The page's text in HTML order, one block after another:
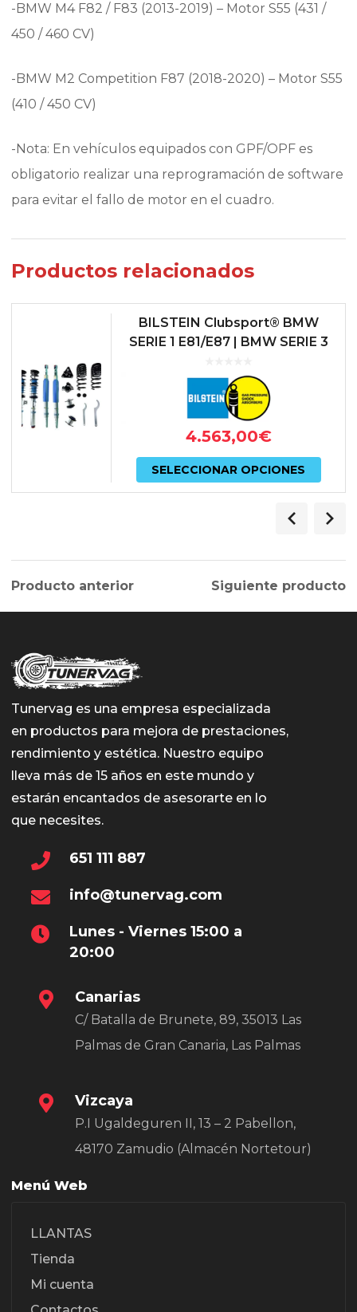
-BMW M4 F82 / F83 (2013-2019) – Motor S55 (431 /
450 / 460 CV)
-BMW M2 Competition F87 (2018-2020) – Motor S55
(410 / 450 CV)
-Nota: En vehículos equipados con GPF/OPF es
obligatorio realizar una reprogramación de software
para evitar el fallo de motor en el cuadro.
Productos relacionados
BILSTEIN Clubsport® BMW
SERIE 1 E81/E87 | BMW SERIE 3
4.563,00€
SELECCIONAR OPCIONES
Este
tiene
Las
Producto anterior Siguiente producto
Tunervag es una empresa especializada
en productos para mejora de prestaciones,
rendimiento y estética. Nuestro equipo
lleva más de 15 años en este mundo y
estarán encantados de asesorarte en lo
que necesites.
651 111 887
info@tunervag.com
Lunes - Viernes 15:00 a
20:00
Canarias
C/ Batalla de Brunete, 89, 35013 Las
Palmas de Gran Canaria, Las Palmas
Vizcaya
P.I Ugaldeguren II, 13 – 2 Pabellon,
48170 Zamudio (Almacén Nortetour)
Menú Web
LLANTAS
Tienda
Mi cuenta